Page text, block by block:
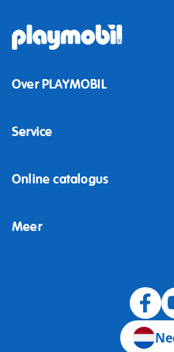
Over PLAYMOBIL
Service
Online catalogus
Meer